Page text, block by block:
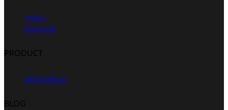
Poligan
รีวิวจากลูกค้า
PRODUCT
ผลิตภัณฑ์ทั้งหมด
BLOG